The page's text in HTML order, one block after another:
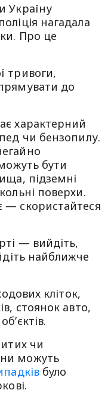
Україну
нагадала
Про це
тривоги,
до
характерний
чи бензопилу.
бути
підземні
поверхи.
— скористайтеся
— вийдіть,
найближче
кліток,
стоянок авто,
чи
можуть
було